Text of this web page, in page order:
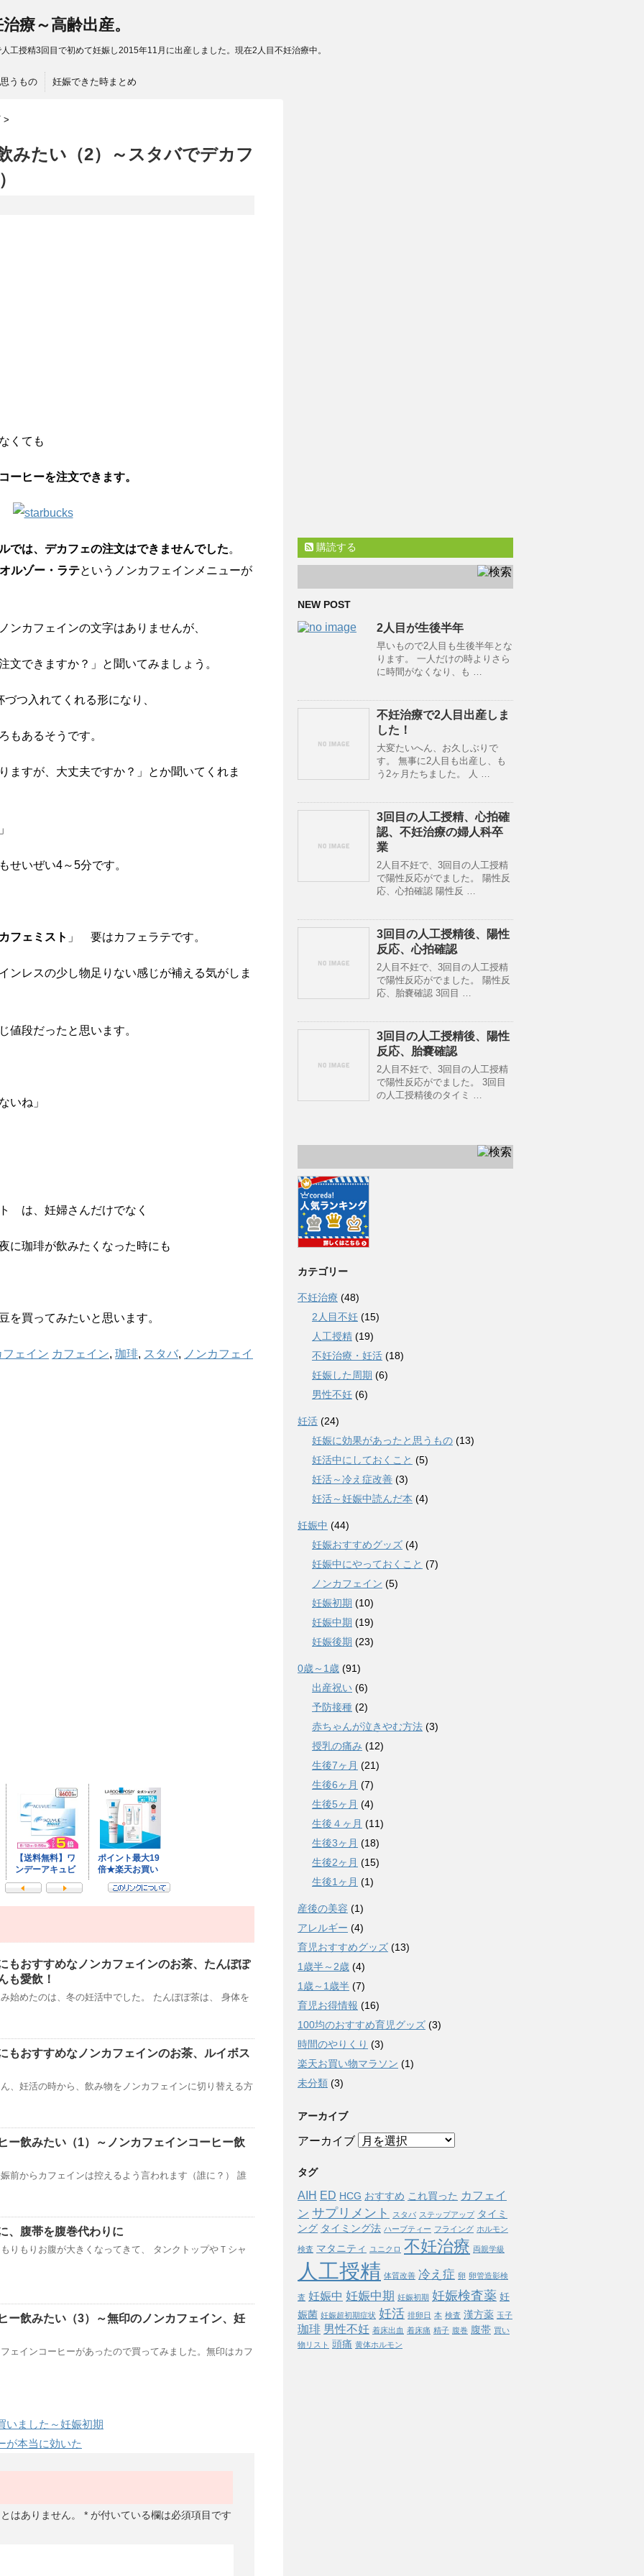
療～高齢出産。
工授精3回目で初めて妊娠し2015年11月に出産しました。現在2人目不妊治療中。
うもの 妊娠できた時まとめ
>
みたい（2）～スタバでデカフ
くても
ーヒーを注文できます。
では、デカフェの注文はできませんでした。
ルゾー・ラテというノンカフェインメニューが
ンカフェインの文字はありませんが、
文できますか？」と聞いてみましょう。
つ入れてくれる形になり、
もあるそうです。
ますが、大丈夫ですか？」とか聞いてくれま
せいぜい4～5分です。
フェミスト 」 要はカフェラテです。
ンレスの少し物足りない感じが補える気がしま
値段だったと思います。
いね」
は、妊婦さんだけでなく
に珈琲が飲みたくなった時にも
を買ってみたいと思います。
ェイン カフェイン, 珈琲, スタバ, ノンカフェイ
もおすすめなノンカフェインのお茶、たんぽぽ
も愛飲！
始めたのは、冬の妊活中でした。 たんぽぽ茶は、 身体を
もおすすめなノンカフェインのお茶、ルイボス
、妊活の時から、飲み物をノンカフェインに切り替える方
ー飲みたい（1）～ノンカフェインコーヒー飲
前からカフェインは控えるよう言われます（誰に？） 誰
、腹帯を腹巻代わりに
りもりお腹が大きくなってきて、 タンクトップやＴシャ
ー飲みたい（3）～無印のノンカフェイン、妊
ェインコーヒーがあったので買ってみました。無印はカフ
いました～妊娠初期
が本当に効いた
はありません。 * が付いている欄は必須項目です
購読する
NEW POST
2人目が生後半年
早いもので2人目も生後半年とな
ります。 一人だけの時よりさら
に時間がなくなり、も …
不妊治療で2人目出産しま
した！
大変たいへん、お久しぶりで
す。 無事に2人目も出産し、も
う2ヶ月たちました。 人 …
3回目の人工授精、心拍確
認、不妊治療の婦人科卒
業
2人目不妊で、3回目の人工授精
で陽性反応がでました。 陽性反
応、心拍確認 陽性反 …
3回目の人工授精後、陽性
反応、心拍確認
2人目不妊で、3回目の人工授精
で陽性反応がでました。 陽性反
応、胎嚢確認 3回目 …
3回目の人工授精後、陽性
反応、胎嚢確認
2人目不妊で、3回目の人工授精
で陽性反応がでました。 3回目
の人工授精後のタイミ …
カテゴリー
不妊治療 (48)
2人目不妊 (15)
人工授精 (19)
不妊治療・妊活 (18)
妊娠した周期 (6)
男性不妊 (6)
妊活 (24)
妊娠に効果があったと思うもの (13)
妊活中にしておくこと (5)
妊活～冷え症改善 (3)
妊活～妊娠中読んだ本 (4)
妊娠中 (44)
妊娠おすすめグッズ (4)
妊娠中にやっておくこと (7)
ノンカフェイン (5)
妊娠初期 (10)
妊娠中期 (19)
妊娠後期 (23)
0歳～1歳 (91)
出産祝い (6)
予防接種 (2)
赤ちゃんが泣きやむ方法 (3)
授乳の痛み (12)
生後7ヶ月 (21)
生後6ヶ月 (7)
生後5ヶ月 (4)
生後４ヶ月 (11)
生後3ヶ月 (18)
生後2ヶ月 (15)
生後1ヶ月 (1)
産後の美容 (1)
アレルギー (4)
育児おすすめグッズ (13)
1歳半～2歳 (4)
1歳～1歳半 (7)
育児お得情報 (16)
100均のおすすめ育児グッズ (3)
時間のやりくり (3)
楽天お買い物マラソン (1)
未分類 (3)
アーカイブ
アーカイブ
タグ
AIH ED HCG おすすめ これ買った カフェイ
ン サプリメント スタバ ステップアップ タイミ
ング タイミング法 ハーブティー フライング ホルモン
検査 マタニティ ユニクロ 不妊治療 両親学級
人工授精 体質改善 冷え症 卵 卵管造影検
査 妊娠中 妊娠中期 妊娠初期 妊娠検査薬 妊
娠菌 妊娠超初期症状 妊活 排卵日 本 検査 漢方薬 玉子
珈琲 男性不妊 着床出血 着床痛 精子 腹巻 腹帯 買い
物リスト 頭痛 黄体ホルモン